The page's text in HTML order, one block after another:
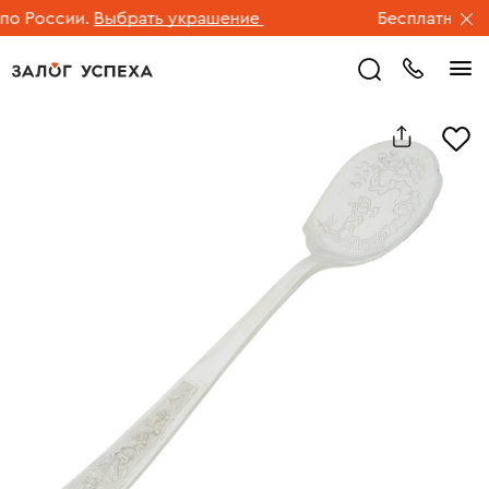
России. Выбрать украшение Бесплатная